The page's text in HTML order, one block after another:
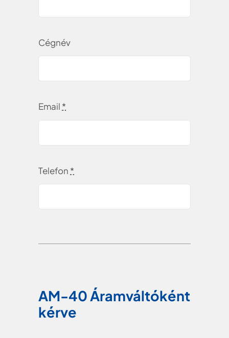
Cégnév
Email *
Telefon *
AM-40 Áramváltóként
kérve